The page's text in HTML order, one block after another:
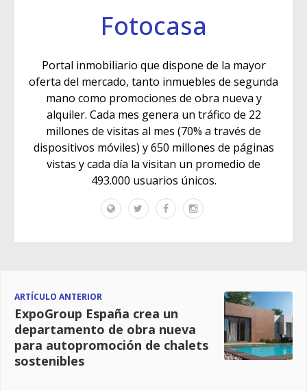
Fotocasa
Portal inmobiliario que dispone de la mayor
oferta del mercado, tanto inmuebles de segunda
mano como promociones de obra nueva y
alquiler. Cada mes genera un tráfico de 22
millones de visitas al mes (70% a través de
dispositivos móviles) y 650 millones de páginas
vistas y cada día la visitan un promedio de
493.000 usuarios únicos.
ARTÍCULO ANTERIOR
ExpoGroup España crea un
departamento de obra nueva
para autopromoción de chalets
sostenibles